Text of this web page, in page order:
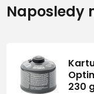
Naposledy
230